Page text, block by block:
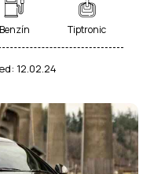
Benzín Tiptronic
12.02.24